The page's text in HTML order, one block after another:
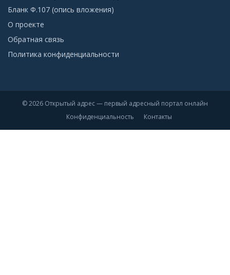
Бланк Ф.107 (опись вложения)
О проекте
Обратная связь
Политика конфиденциальности
© 2026 Открытый адрес — первый адресный портал онлайн
Конфиденциальность
Контакты